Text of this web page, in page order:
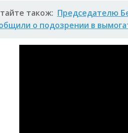
також: Председателю
о подозрении в